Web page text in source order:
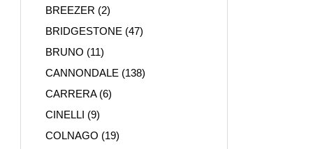
BREEZER (2)
BRIDGESTONE (47)
BRUNO (11)
CANNONDALE (138)
CARRERA(6)
CINELLI (9)
COLNAGO (19)